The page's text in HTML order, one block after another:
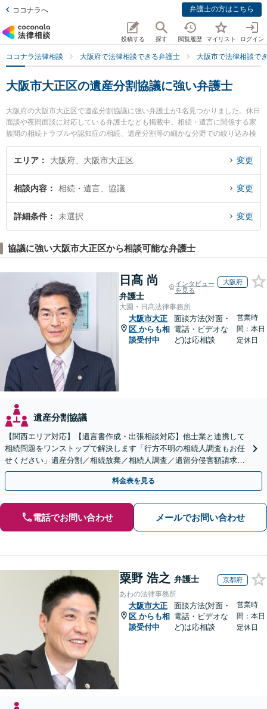
ココナラへ 弁護士の方はこちら
投稿する 探す 閲覧履歴 マイリスト ログイン
ココナラ法律相談 大阪府で法律相談できる弁護士 大阪市で法律相談で
大阪市大正区の遺産分割協議に強い弁護士
大阪府の大阪市大正区で遺産分割協議に強い弁護士が1名見つかりました。休日
面談や夜間面談に対応している弁護士なども掲載中。相続・遺言に関係する家
族間の相続トラブルや認知症の相続、遺産分割等の細かな分野での絞り込み検
索もでき便利です。特に大正法律事務所の岡 英男弁護士のプロフィール情報や
弁護士費用、強みなどが注目されています。『大阪市大正区で土日や夜間に発
遺産分割協議を法律相談できる大阪市大正区内の弁護士に相談予約したい』な
どでお困りの相談者さんにおすすめです。
エリア 大阪府、大阪市大正区 変更
相談内容 相続・遺言、協議 変更
詳細条件 未選択 変更
協議に強い大阪市大正区から相談可能な弁護士
日髙 尚
弁護士
インタビュー
を見る
大阪府
大園・日髙法律事務所
大阪市大正
区 からも相
談受付中
面談方法(対面・
電話・ビデオな
ど)は応相談
営業時
間：本日
定休日
遺産分割協議
【関西エリア対応】【遺言書作成・出張相談対応】他士業と連携して
相続問題をワンストップで解決します「行方不明の相続人調査もお任
せください」遺産分割／相続放棄／相続人調査／遺留分侵害額請求／
登記など【休日・夜間面談可】【分割払い対応】
料金表を見る
電話でお問い合わせ メールでお問い合わせ
粟野 浩之 弁護士 京都府
あわの法律事務所
大阪市大正
区 からも相
談受付中
面談方法(対面・
電話・ビデオな
ど)は応相談
営業時
間：本日
定休日